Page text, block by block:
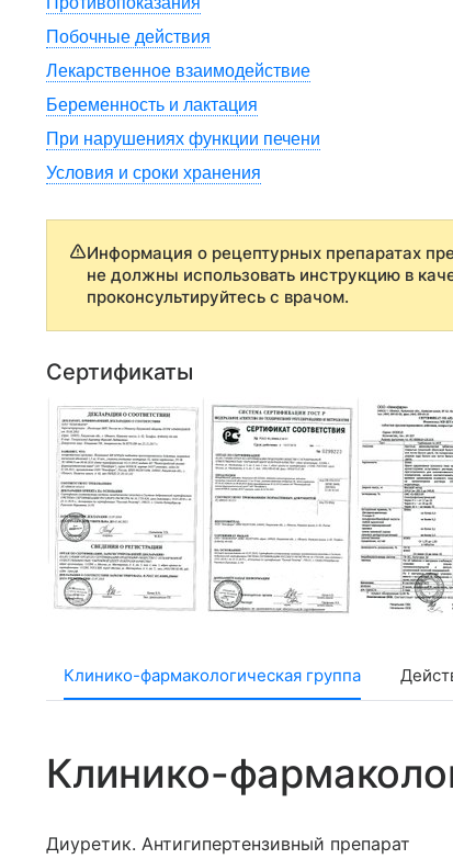
Побочные действия
Лекарственное взаимодействие
Беременность и лактация
При нарушениях функции печени
Условия и сроки хранения
Информация о рецептурных препаратах
не должны использовать инструкцию в
проконсультируйтесь с врачом.
Сертификаты
Клинико-фармакологическая группа
Клинико-
Диуретик. Антигипертензивный препарат